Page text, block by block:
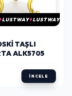
LUSTWAY LUSTWAY
TAŞLI
ALK5705
İNCELE